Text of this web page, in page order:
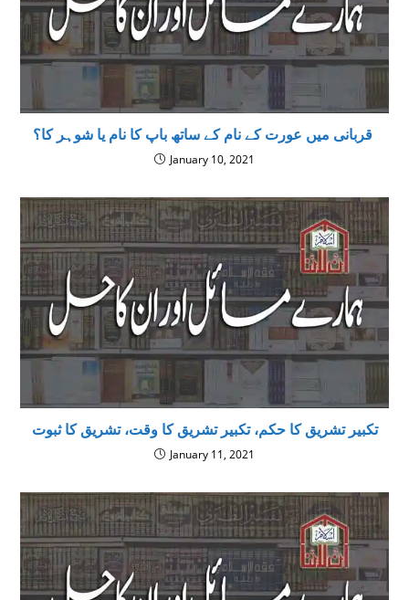
January 10, 2021
تکبیر تشریق کا حکم، تکبیر تشریق کا وقت، تشریق کا ثبوت
January 11, 2021